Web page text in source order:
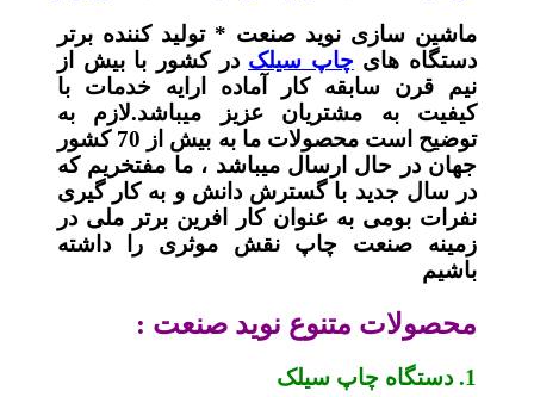
ماشین سازی نوید صنعت * تولید کننده برتر
دستگاه هایچاپ سیلک در کشور با بیش از
نیم قرن سابقه کار آماده ارایه خدمات با
کیفیت به مشتریان عزیز میباشد.لازم به
توضیح است محصولات ما به بیش از 70 کشور
جهان در حال ارسال میباشد ، ما مفتخریم که
در سال جدید با گسترش دانش و به کار گیری
نفرات بومی به عنوان کار افرین برتر ملی در
زمینه صنعت چاپ نقش موثری را داشته
باشیم
محصولات متنوع نوید صنعت :
1. دستگاه چاپ سیلک